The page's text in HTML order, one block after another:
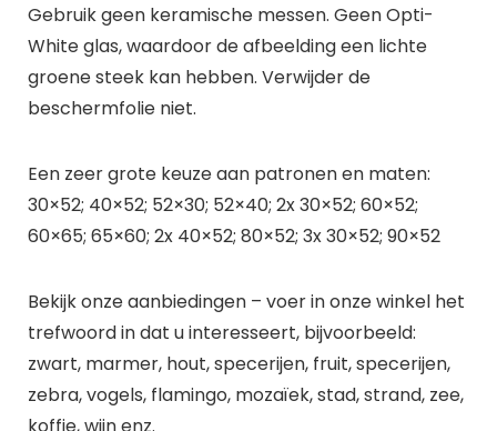
Gebruik geen keramische messen. Geen Opti-
White glas, waardoor de afbeelding een lichte
groene steek kan hebben. Verwijder de
beschermfolie niet.
Een zeer grote keuze aan patronen en maten:
30×52; 40×52; 52×30; 52×40; 2x 30×52; 60×52;
60×65; 65×60; 2x 40×52; 80×52; 3x 30×52; 90×52
Bekijk onze aanbiedingen – voer in onze winkel het
trefwoord in dat u interesseert, bijvoorbeeld:
zwart, marmer, hout, specerijen, fruit, specerijen,
zebra, vogels, flamingo, mozaïek, stad, strand, zee,
koffie, wijn enz.